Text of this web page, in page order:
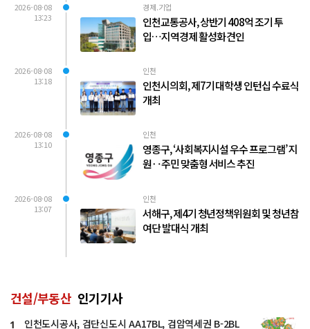
2026-08-08
13:23
경제.기업
인천교통공사, 상반기 408억 조기 투
입…지역경제 활성화 견인
2026-08-08
13:18
인천
인천시의회, 제7기 대학생 인턴십 수료식
개최
2026-08-08
13:10
인천
영종구, ‘사회복지시설 우수 프로그램’ 지
원‥주민 맞춤형 서비스 추진
2026-08-08
13:07
인천
서해구, 제4기 청년정책위원회 및 청년참
여단 발대식 개최
건설/부동산 인기기사
1
인천도시공사, 검단신도시 AA17BL, 검암역세권 B-2BL